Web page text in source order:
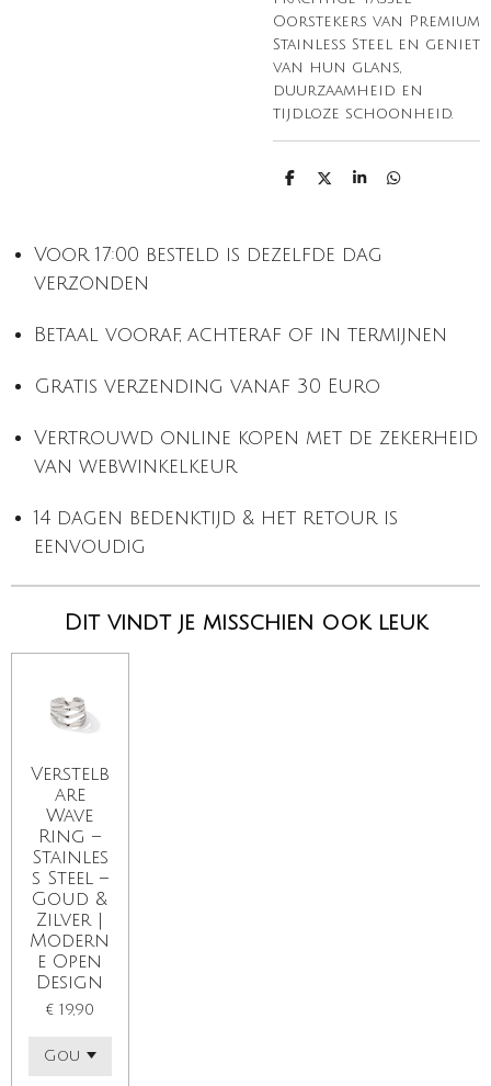
Oorstekers van Premium
Stainless Steel en geniet
van hun glans,
duurzaamheid en
tijdloze schoonheid.
D
n
D
S
e
D
Voor 17:00 besteld is dezelfde dag
verzonden
Betaal vooraf, achteraf of in termijnen
Gratis verzending vanaf 30 Euro
Vertrouwd online kopen met de zekerheid
van webwinkelkeur
14 dagen bedenktijd & het retour is
eenvoudig
Dit vindt je misschien ook leuk
Verstelb
are
Wave
Ring –
Stainles
s Steel –
Goud &
Zilver |
Modern
e Open
Design
€ 19,90